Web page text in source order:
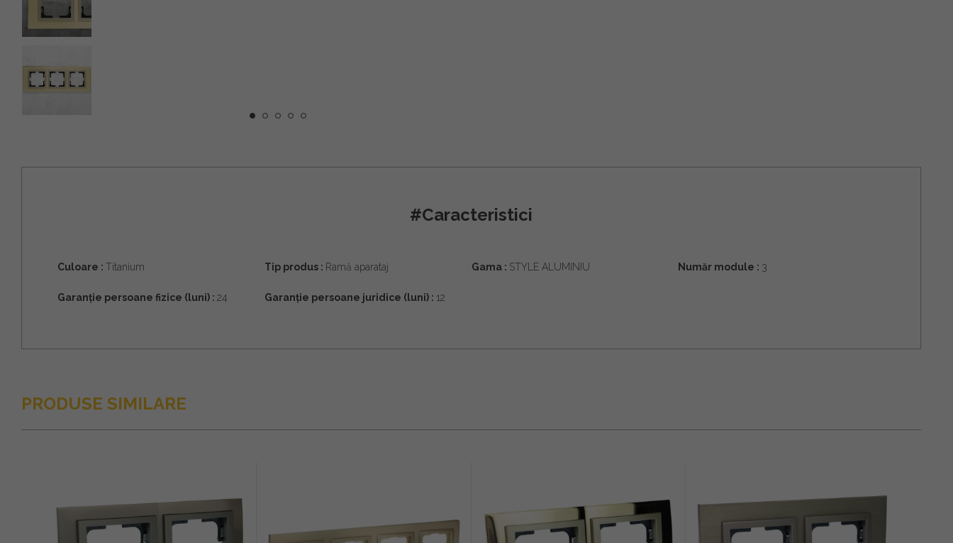
#Caracteristici
Culoare : Titanium Tip produs : Ramă aparataj Gama : STYLE ALUMINIU Număr module : 3
Garanție persoane fizice (luni) : 24 Garanție persoane juridice (luni) : 12
PRODUSE SIMILARE